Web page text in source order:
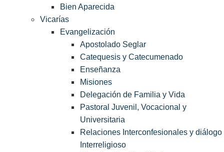
Bien Aparecida
Vicarías
Evangelización
Apostolado Seglar
Catequesis y Catecumenado
Enseñanza
Misiones
Delegación de Familia y Vida
Pastoral Juvenil, Vocacional y
Universitaria
Relaciones Interconfesionales y diálogo
Interreligioso